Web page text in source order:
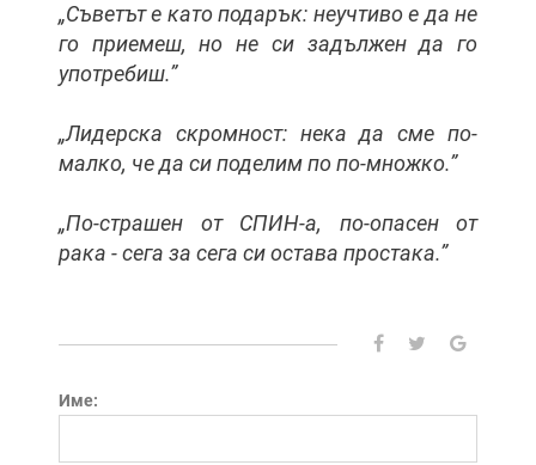
„Съветът е като подарък: неучтиво е да не
го приемеш, но не си задължен да го
употребиш.”
„Лидерска скромност: нека да сме по-
малко, че да си поделим по по-множко.”
„По-страшен от СПИН-а, по-опасен от
рака - сега за сега си остава простака.”
Име: